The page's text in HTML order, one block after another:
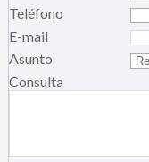
Teléfono
E-mail
Asunto
Consulta